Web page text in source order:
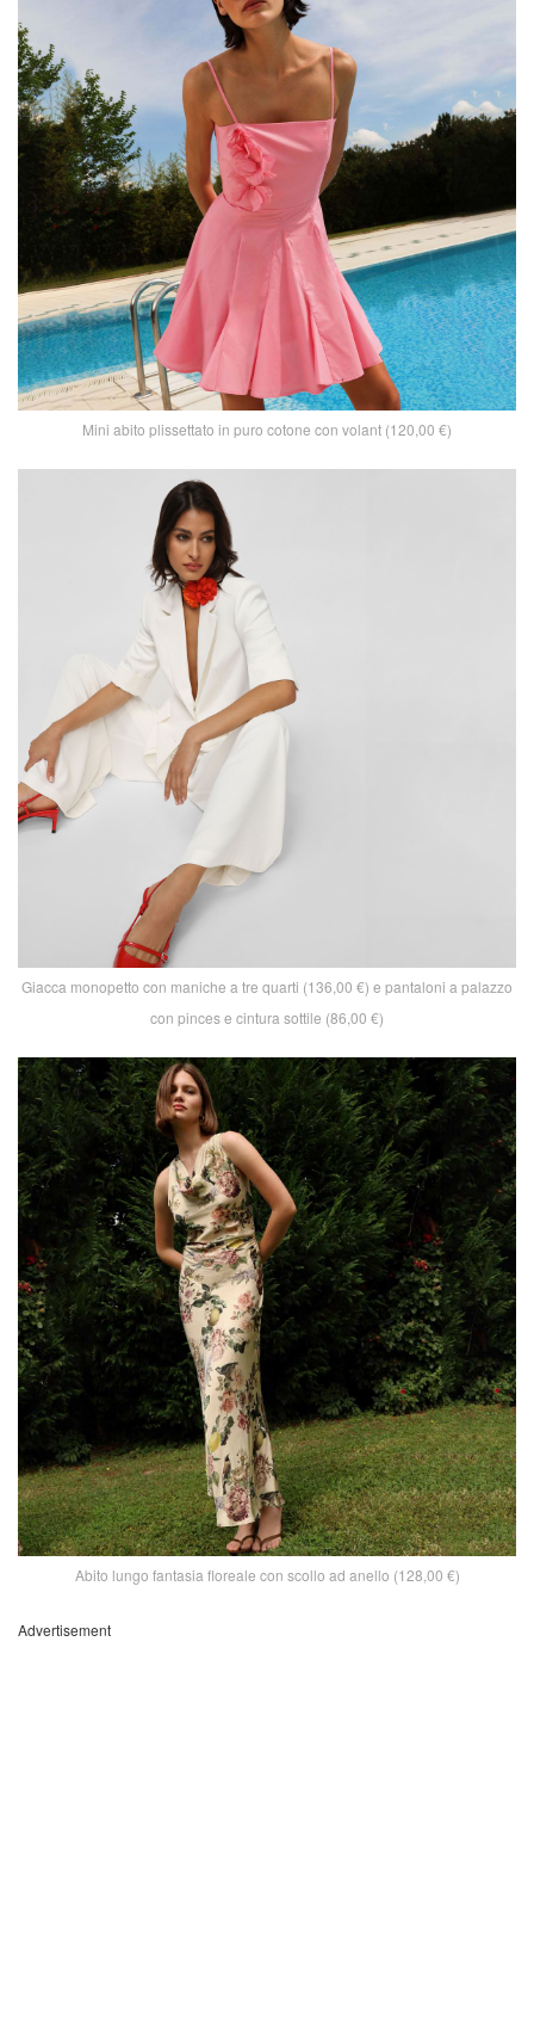
Mini abito plissettato in puro cotone con volant (120,00 €)
Giacca monopetto con maniche a tre quarti (136,00 €) e pantaloni a palazzo
con pinces e cintura sottile (86,00 €)
Abito lungo fantasia floreale con scollo ad anello (128,00 €)
Advertisement